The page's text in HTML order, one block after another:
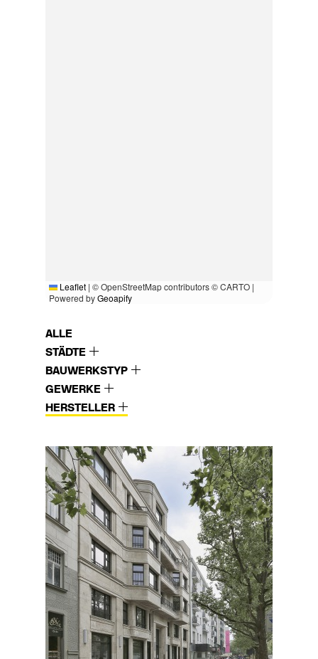
Leaflet | © OpenStreetMap contributors © CARTO |
Powered byGeoapify
ALLE
STÄDTE
BAUWERKSTYP
GEWERKE
HERSTELLER